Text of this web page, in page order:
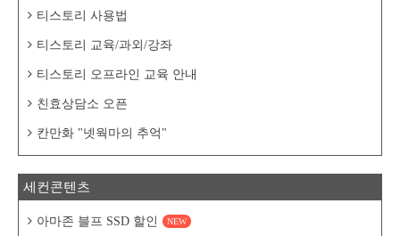
티스토리 사용법
티스토리 교육/과외/강좌
티스토리 오프라인 교육 안내
친효상담소 오픈
칸만화 "넷웍마의 추억"
세컨콘텐츠
아마존 블프 SSD 할인 NEW